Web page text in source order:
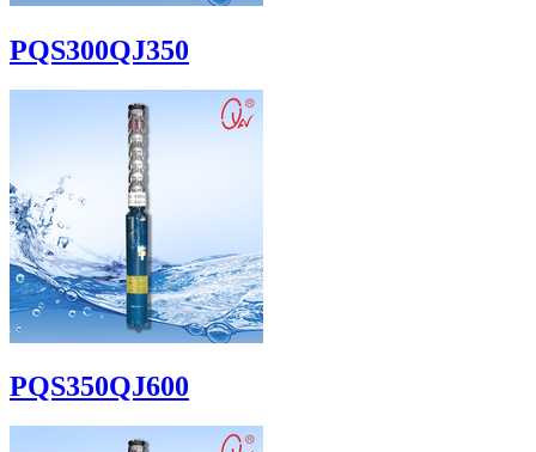
PQS300QJ350
PQS350QJ600